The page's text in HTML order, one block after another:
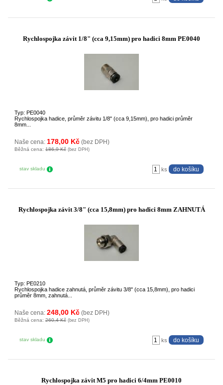
Rychlospojka závit 1/8" (cca 9,15mm) pro hadici 8mm PE0040
Typ: PE0040
Rychlospojka hadice, průměr závitu 1/8" (cca 9,15mm), pro hadici průměr
8mm...
Naše cena: 178,00 Kč (bez DPH)
Běžná cena: 186,9 Kč (bez DPH)
stav skladu ks
Rychlospojka závit 3/8" (cca 15,8mm) pro hadici 8mm ZAHNUTÁ
Typ: PE0210
Rychlospojka hadice zahnutá, průměr závitu 3/8" (cca 15,8mm), pro hadici
průměr 8mm, zahnutá...
Naše cena: 248,00 Kč (bez DPH)
Běžná cena: 260,4 Kč (bez DPH)
stav skladu ks
Rychlospojka závit M5 pro hadici 6/4mm PE0010